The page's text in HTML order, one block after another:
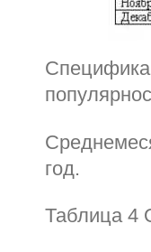
Специфика
год.
Таблица 4